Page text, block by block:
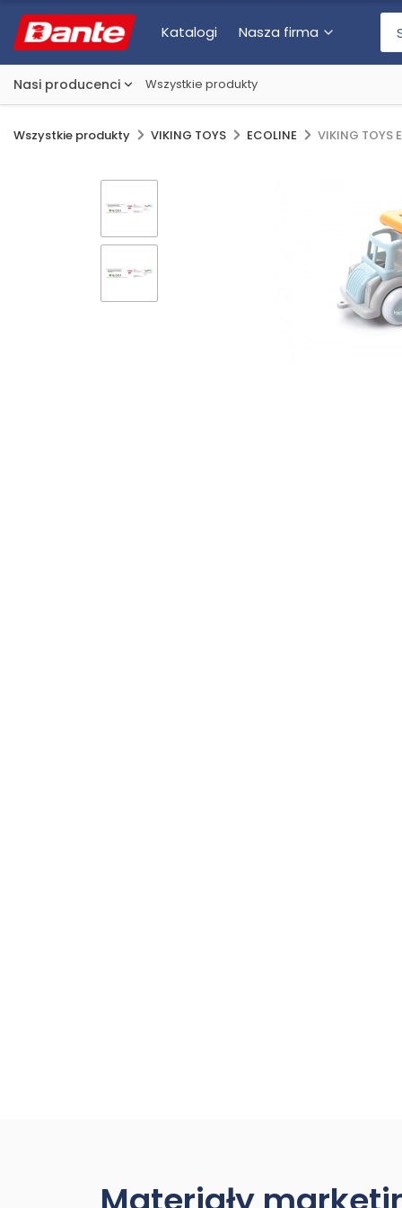
Katalogi Nasza firma
Nasi producenci Wszystkie produkty
Wszystkie produkty VIKING TOYS ECOLINE VIKING TOYS